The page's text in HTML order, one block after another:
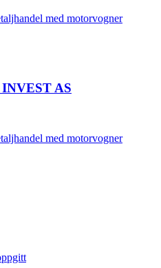
med motorvogner
AS
med motorvogner